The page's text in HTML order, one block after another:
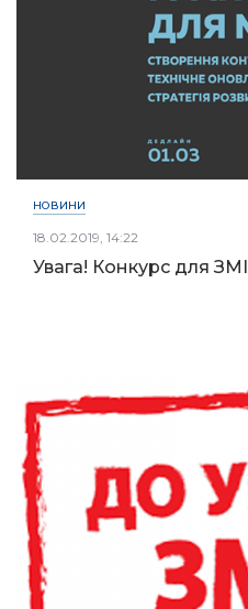
НОВИНИ
18.02.2019, 14:22
Увага! Конкурс для ЗМІ